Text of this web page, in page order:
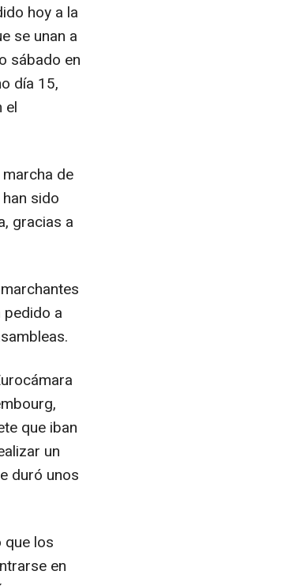
hoy a la
se unan a
sábado en
día 15,
el
de
sido
gracias a
pedido a
que iban
un
duró unos
que los
en